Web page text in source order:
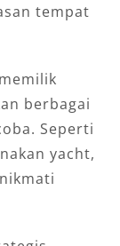
tempat
berbagai
Seperti
yacht,